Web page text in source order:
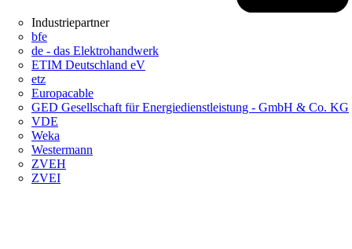
Industriepartner
bfe
de - das Elektrohandwerk
ETIM Deutschland eV
etz
Europacable
GED Gesellschaft für Energiedienstleistung - GmbH & Co. KG
VDE
Weka
Westermann
ZVEH
ZVEI